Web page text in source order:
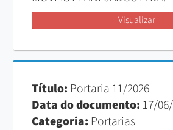
Visualizar
Título: Portaria 11/2026
Data do documento: 17/
Categoria: Portarias